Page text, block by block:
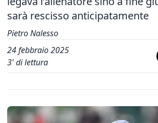
sarà rescisso anticipatamente
Pietro Nalesso
24 febbraio 2025
3' di lettura